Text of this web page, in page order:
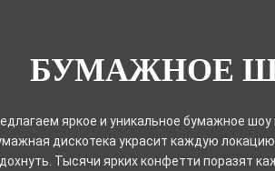
БУМАЖНОЕ
яркое и уникальное бумажное
дискотека украсит каждую
Тысячи ярких конфетти поразят